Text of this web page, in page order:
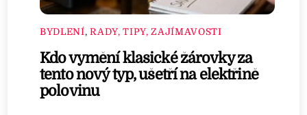
BYDLENÍ,RADY, TIPY, ZAJÍMAVOSTI
Kdo vymění klasické žárovky za
tento nový typ, ušetří na elektřině
polovinu